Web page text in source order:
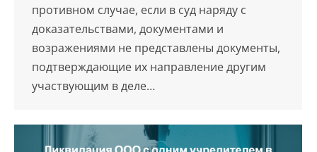
противном случае, если в суд наряду с
доказательствами, документами и
возражениями не представлены документы,
подтверждающие их направление другим
участвующим в деле…